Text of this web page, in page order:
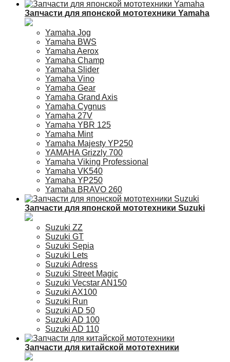
Запчасти для японской мототехники Yamaha
Yamaha Jog
Yamaha BWS
Yamaha Aerox
Yamaha Champ
Yamaha Slider
Yamaha Vino
Yamaha Gear
Yamaha Grand Axis
Yamaha Cygnus
Yamaha 27V
Yamaha YBR 125
Yamaha Mint
Yamaha Majesty YP250
YAMAHA Grizzly 700
Yamaha Viking Professional
Yamaha VK540
Yamaha YP250
Yamaha BRAVO 260
Запчасти для японской мототехники Suzuki
Suzuki ZZ
Suzuki GT
Suzuki Sepia
Suzuki Lets
Suzuki Adress
Suzuki Street Magic
Suzuki Vecstar AN150
Suzuki AX100
Suzuki Run
Suzuki AD 50
Suzuki AD 100
Suzuki AD 110
Запчасти для китайской мототехники